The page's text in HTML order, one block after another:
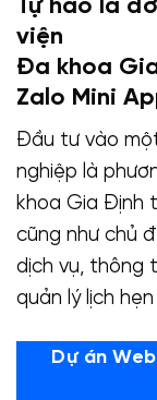
Tự hào là
viện
Đa khoa
Zalo Mini
Đầu tư vào
nghiệp là
khoa Gia Định
cũng như chủ
dịch vụ, thông
quản lý lịch
Dự án